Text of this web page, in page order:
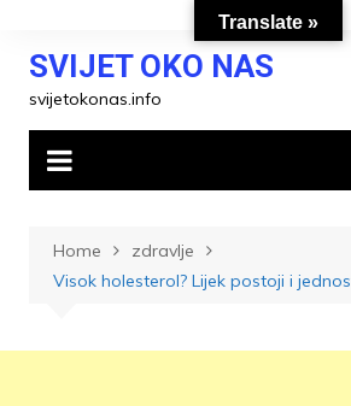
contentSVIJET OKO NAS
svijetokonas.info
Home
zdravlje
Visok holesterol? Lijek postoji i
Translate »